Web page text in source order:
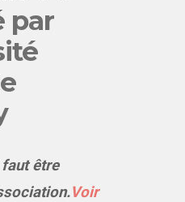
par
être
Voir